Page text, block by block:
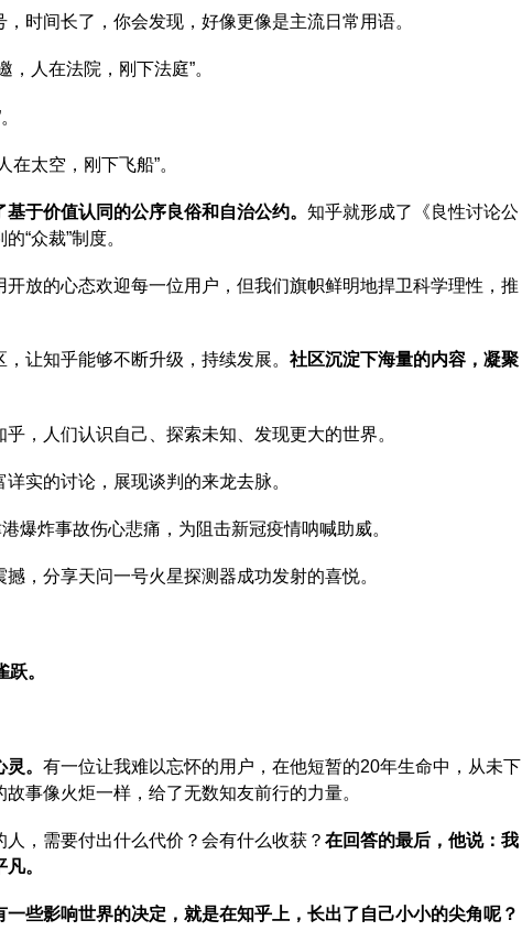
时间长了，你会发现，好像更像是主流日常用语。
人在法院，刚下法庭”。
太空，刚下飞船”。
于价值认同的公序良俗和自治公约。 知乎就形成了《良性讨论公
“众裁”制度。
开放的心态欢迎每一位用户，但我们旗帜鲜明地捍卫科学理性，推
让知乎能够不断升级，持续发展。 社区沉淀下海量的内容，凝聚
乎，人们认识自己、探索未知、发现更大的世界。
实的讨论，展现谈判的来龙去脉。
爆炸事故伤心悲痛，为阻击新冠疫情呐喊助威。
，分享天问一号火星探测器成功发射的喜悦。
。
。 有一位让我难以忘怀的用户，在他短暂的20年生命中，从未下
事像火炬一样，给了无数知友前行的力量。
，需要付出什么代价？会有什么收获？ 在回答的最后，他说：我
。
些影响世界的决定，就是在知乎上，长出了自己小小的尖角呢？